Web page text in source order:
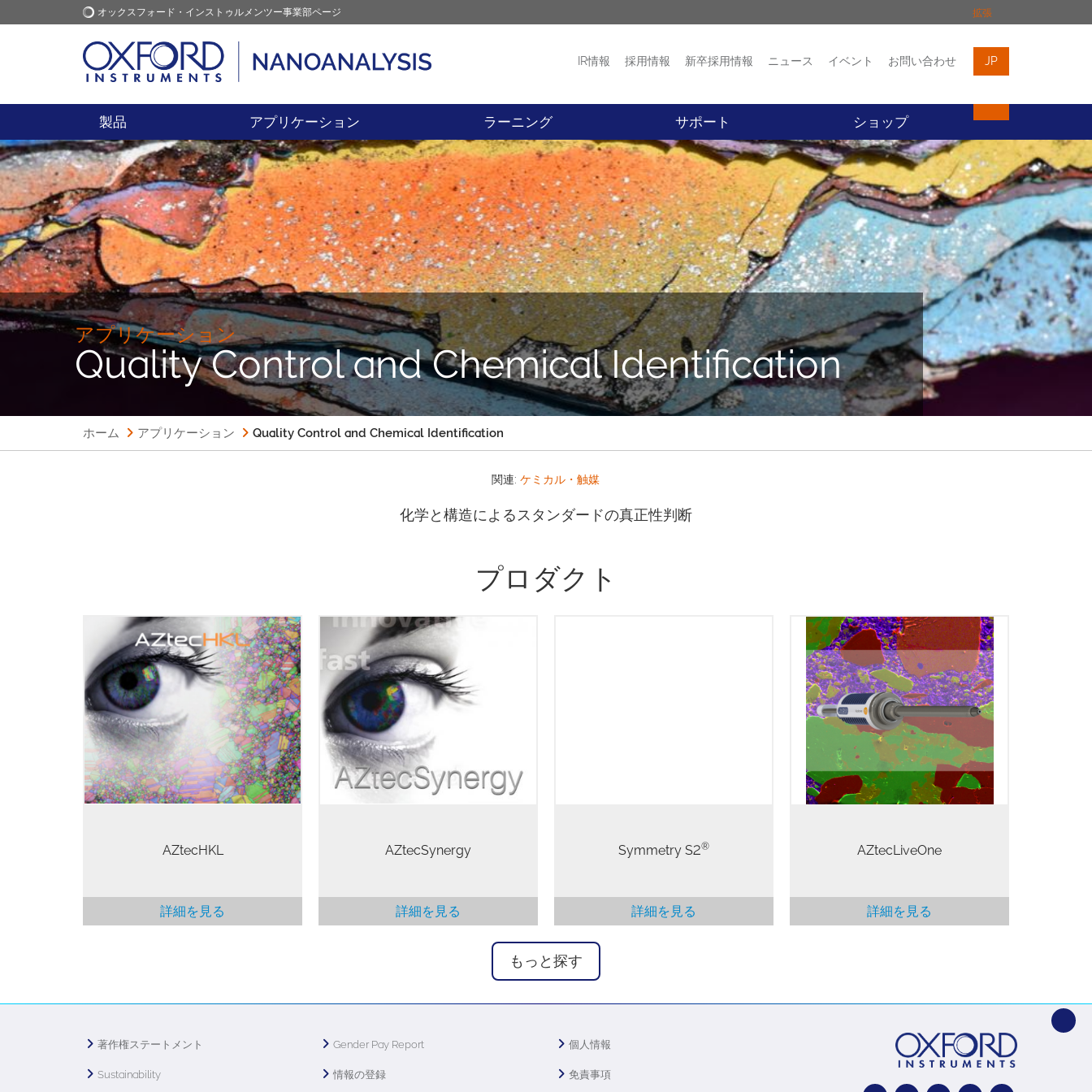
オックスフォード・インストゥルメンツー事業部ページ 拡張
オックスフォード・インス
トゥルメンツ
アプリケーション ニュース イベント お問い合わせ
IR情報 採用情報 新卒採用情報 ニュース イベント お問い合わせ JP
製品 アプリケーション ラーニング サポート ショップ
アプリケーション
Quality Control and Chemical Identification
ホーム アプリケーション Quality Control and Chemical Identification
関連:ケミカル・触媒
化学と構造によるスタンダードの真正性判断
プロダクト
EBSD分析ソフトウェア 最もパワフ
ルなEBSDソフトウェアである
AZtecHKLは、ルーチン分析のための
スピードと結果の正確さ、そして
EBSDの限界を押し広げるアプリケー
ションに必要な柔軟性とパワーを兼
ね備えています。
AZtecHKL
詳細を見る
EDS・EBSD同時データ収集
AZtecSynergy は、EDS と EBSD の
データを同時に収集するための強力
なソリューションとなっています。
優れた統合データを収集するための
すべてのツールは １ か所に置かれて
おり、特定のナビゲータから他のナ
ビゲータへの複雑な切り替えは不要
です。
AZtecSynergy
詳細を見る
Symmetry S2®
詳細を見る
AZtecLiveOneソフトウェアプラット
フォームは、EDSのような複雑なタ
スクを可能な限り迅速かつ簡単にす
るための理想的なソリューションで
す。 膨大なトレーニングやEDSの高
度な知識は必要ありません。 お客様
はわずかなトレーニングで、信頼性
のある結果が得られます。
AZtecLiveOne
詳細を見る
もっと探す
著作権ステートメント
Sustainability
Gender Pay Report
情報の登録
個人情報
免責事項